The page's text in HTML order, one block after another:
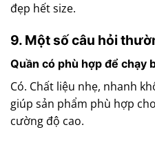
đẹp hết size.
9. Một số câu hỏi
Quần có phù hợp để chạy
Có. Chất liệu nhẹ, nhanh
giúp sản phẩm phù hợp
cường độ cao.